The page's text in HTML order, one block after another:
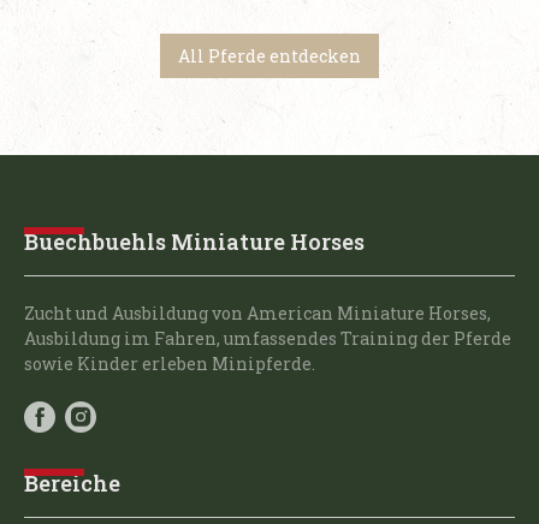
All Pferde entdecken
Buechbuehls Miniature Horses
Zucht und Ausbildung von American Miniature Horses,
Ausbildung im Fahren, umfassendes Training der Pferde
sowie Kinder erleben Minipferde.
Bereiche